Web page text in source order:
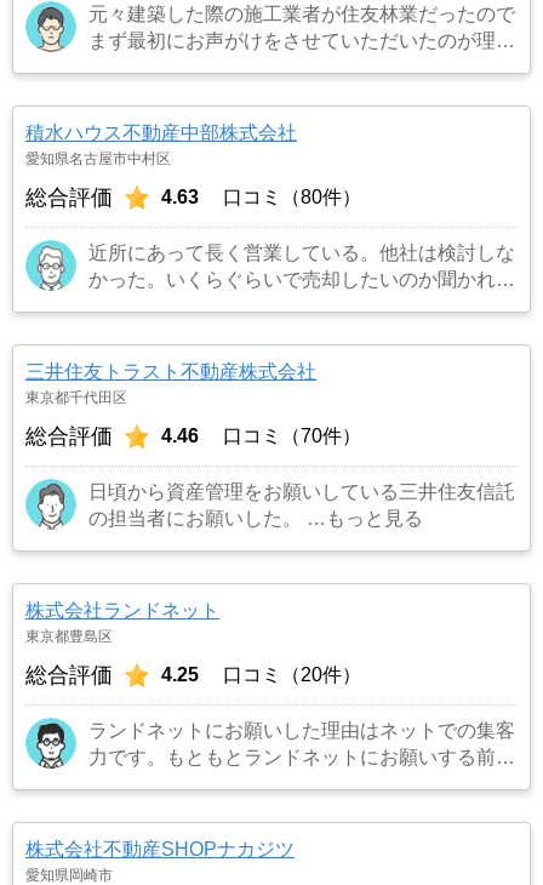
元々建築した際の施工業者が住友林業だったので
まず最初にお声がけをさせていただいたのが理由
積水ハウス不動産中部株式会社
愛知県名古屋市中村区
総合評価 4.63 口コミ（80件）
近所にあって長く営業している。他社は検討しな
かった。いくらぐらいで売却したいのか聞かれた
でその場で即決した。…もっと見る
三井住友トラスト不動産株式会社
東京都千代田区
総合評価 4.46 口コミ（70件）
日頃から資産管理をお願いしている三井住友信託
の担当者にお願いした。
…もっと見る
株式会社ランドネット
東京都豊島区
総合評価 4.25 口コミ（20件）
ランドネットにお願いした理由はネットでの集客
力です。もともとランドネットにお願いする前は
場がないことで地元の不動産屋では取り扱っても
らえませんでした。そこでそれまでに取引があ
株式会社不動産SHOPナカジツ
愛知県岡崎市